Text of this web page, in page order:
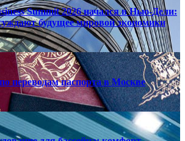
Summit 2026 начался в Нью‑Дели:
будущее мировой экономики
переводам паспорта в Москве